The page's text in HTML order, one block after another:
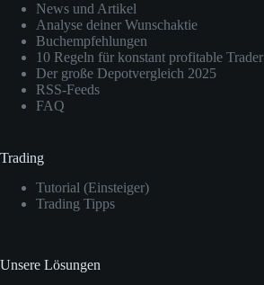
News und Artikel
Analyse deiner Wunschaktie
Buchempfehlungen
10 Regeln für konstant profitable Trader
Der große Depotvergleich 2025
RSS-Feeds
FAQ
Trading
Tutorial (Einsteiger)
Trading Tipps
Unsere Lösungen